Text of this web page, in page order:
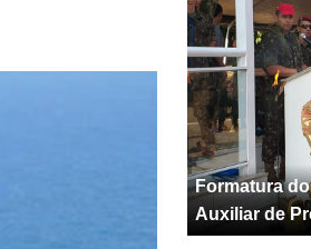
Formatura
Auxiliar de